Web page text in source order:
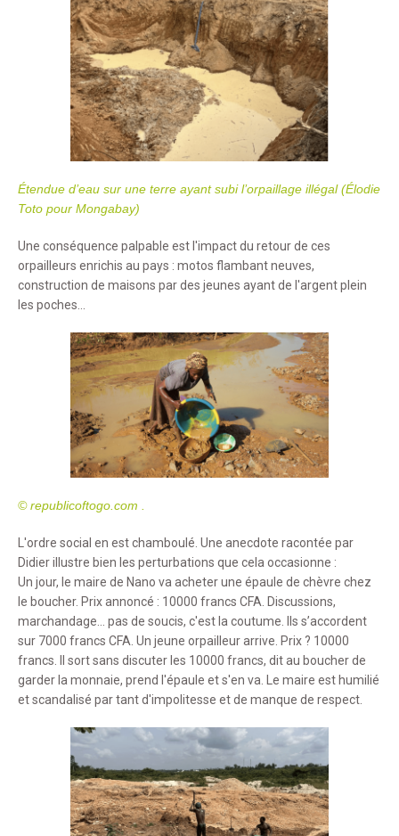
Étendue d’eau sur une terre ayant subi l’orpaillage illégal (Élodie
Toto pour Mongabay)
Une conséquence palpable est l'impact du retour de ces
orpailleurs enrichis au pays : motos flambant neuves,
construction de maisons par des jeunes ayant de l'argent plein
les poches...
© republicoftogo.com
L'ordre social en est chamboulé. Une anecdote racontée par
Didier illustre bien les perturbations que cela occasionne :
Un jour, le maire de Nano va acheter une épaule de chèvre chez
le boucher. Prix annoncé : 10000 francs CFA. Discussions,
marchandage... pas de soucis, c'est la coutume. Ils s’accordent
sur 7000 francs CFA. Un jeune orpailleur arrive. Prix ? 10000
francs. Il sort sans discuter les 10000 francs, dit au boucher de
garder la monnaie, prend l'épaule et s'en va. Le maire est humilié
et scandalisé par tant d'impolitesse et de manque de respect.